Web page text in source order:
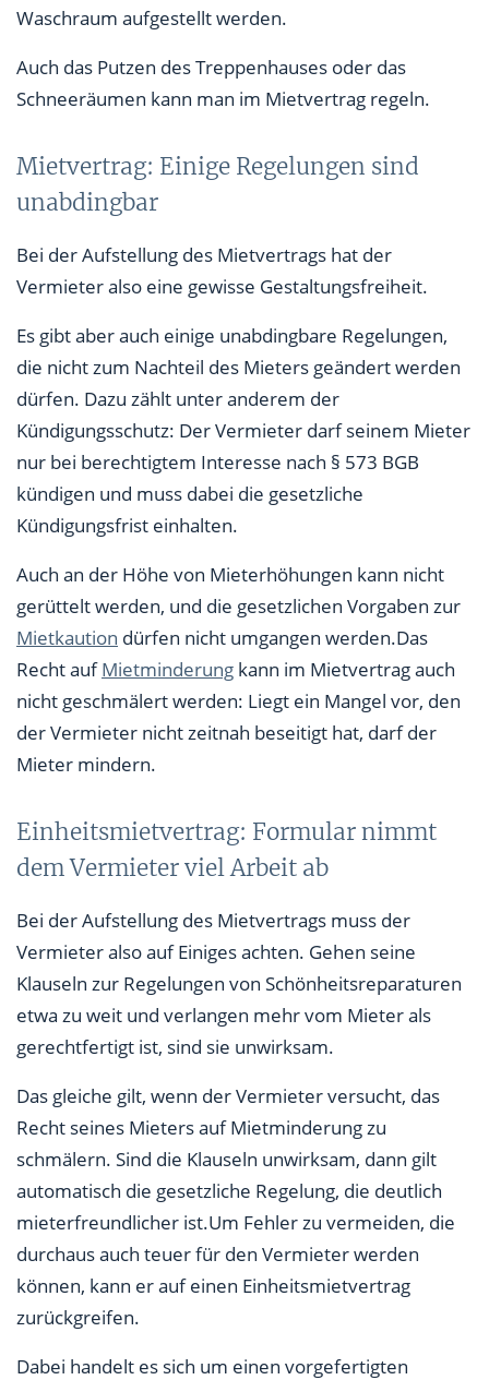
Waschraum aufgestellt werden.
Auch das Putzen des Treppenhauses oder das
Schneeräumen kann man im Mietvertrag regeln.
Mietvertrag: Einige Regelungen sind
unabdingbar
Bei der Aufstellung des Mietvertrags hat der
Vermieter also eine gewisse Gestaltungsfreiheit.
Es gibt aber auch einige unabdingbare Regelungen,
die nicht zum Nachteil des Mieters geändert werden
dürfen. Dazu zählt unter anderem der
Kündigungsschutz: Der Vermieter darf seinem Mieter
nur bei berechtigtem Interesse nach § 573 BGB
kündigen und muss dabei die gesetzliche
Kündigungsfrist einhalten.
Auch an der Höhe von Mieterhöhungen kann nicht
gerüttelt werden, und die gesetzlichen Vorgaben zur
Mietkaution dürfen nicht umgangen werden.Das
Recht aufMietminderung kann im Mietvertrag auch
nicht geschmälert werden: Liegt ein Mangel vor, den
der Vermieter nicht zeitnah beseitigt hat, darf der
Mieter mindern.
Einheitsmietvertrag: Formular nimmt
dem Vermieter viel Arbeit ab
Bei der Aufstellung des Mietvertrags muss der
Vermieter also auf Einiges achten. Gehen seine
Klauseln zur Regelungen von Schönheitsreparaturen
etwa zu weit und verlangen mehr vom Mieter als
gerechtfertigt ist, sind sie unwirksam.
Das gleiche gilt, wenn der Vermieter versucht, das
Recht seines Mieters auf Mietminderung zu
schmälern. Sind die Klauseln unwirksam, dann gilt
automatisch die gesetzliche Regelung, die deutlich
mieterfreundlicher ist.Um Fehler zu vermeiden, die
durchaus auch teuer für den Vermieter werden
können, kann er auf einen Einheitsmietvertrag
zurückgreifen.
Dabei handelt es sich um einen vorgefertigten